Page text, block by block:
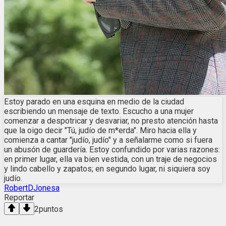
Estoy parado en una esquina en medio de la ciudad
escribiendo un mensaje de texto. Escucho a una mujer
comenzar a despotricar y desvariar, no presto atención hasta
que la oigo decir "Tú, judío de m*erda". Miro hacia ella y
comienza a cantar "judío, judío" y a señalarme como si fuera
un abusón de guardería. Estoy confundido por varias razones:
en primer lugar, ella va bien vestida, con un traje de negocios
y lindo cabello y zapatos; en segundo lugar, ni siquiera soy
judío.
RobertDJonesa
Reportar
2puntos